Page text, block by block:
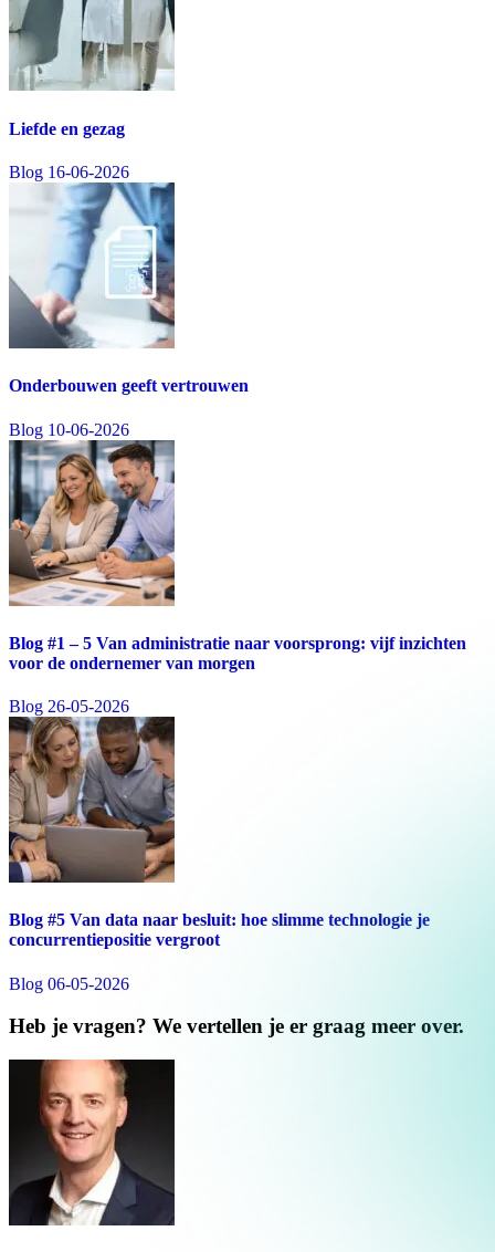
Liefde en gezag
Blog 16-06-2026
Onderbouwen geeft vertrouwen
Blog 10-06-2026
Blog #1 – 5 Van administratie naar voorsprong: vijf inzichten
voor de ondernemer van morgen
Blog 26-05-2026
Blog #5 Van data naar besluit: hoe slimme technologie je
concurrentiepositie vergroot
Blog 06-05-2026
Heb je vragen? We vertellen je er graag meer over.